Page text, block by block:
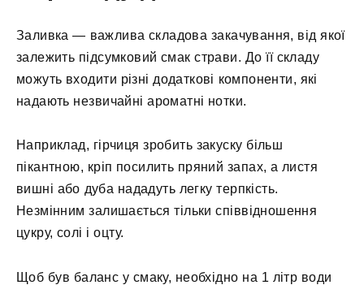
Заливка — важлива складова закачування, від якої
залежить підсумковий смак страви. До її складу
можуть входити різні додаткові компоненти, які
надають незвичайні ароматні нотки.
Наприклад, гірчиця зробить закуску більш
пікантною, кріп посилить пряний запах, а листя
вишні або дуба нададуть легку терпкість.
Незмінним залишається тільки співвідношення
цукру, солі і оцту.
Щоб був баланс у смаку, необхідно на 1 літр води